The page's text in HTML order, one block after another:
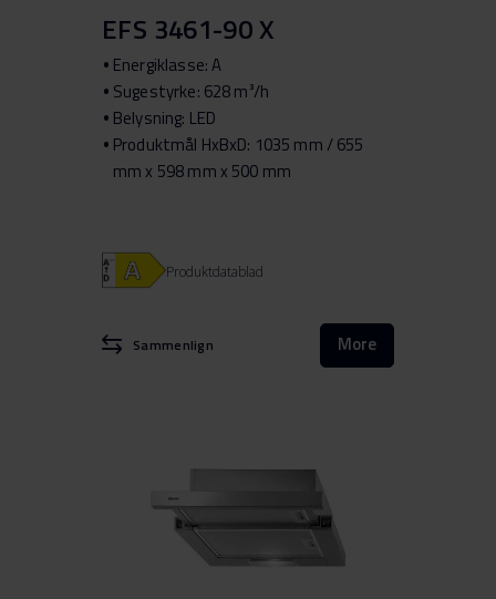
EFS 3461-90 X
Sammenlign More
Energiklasse: A
Sugestyrke: 628 m³/h
Belysning: LED
Produktmål HxBxD: 1035 mm / 655
mm x 598 mm x 500 mm
Produktdatablad